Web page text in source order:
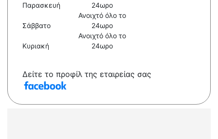
Παρασκευή
24ωρο
Σάββατο
Ανοιχτό όλο το
24ωρο
Κυριακή
Ανοιχτό όλο το
24ωρο
Δείτε το προφίλ της εταιρείας σας